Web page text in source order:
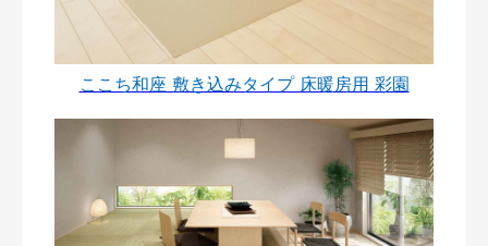
ここち和座 敷き込みタイプ 床暖房用 彩園